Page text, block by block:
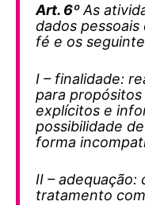
Art. 6ºAs
dados
fé e os
I – finalidade:
para
explícitos e
possibilidade
forma
II – adequação:
tratamento